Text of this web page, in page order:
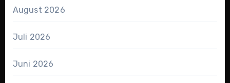
August 2026
Juli 2026
Juni 2026